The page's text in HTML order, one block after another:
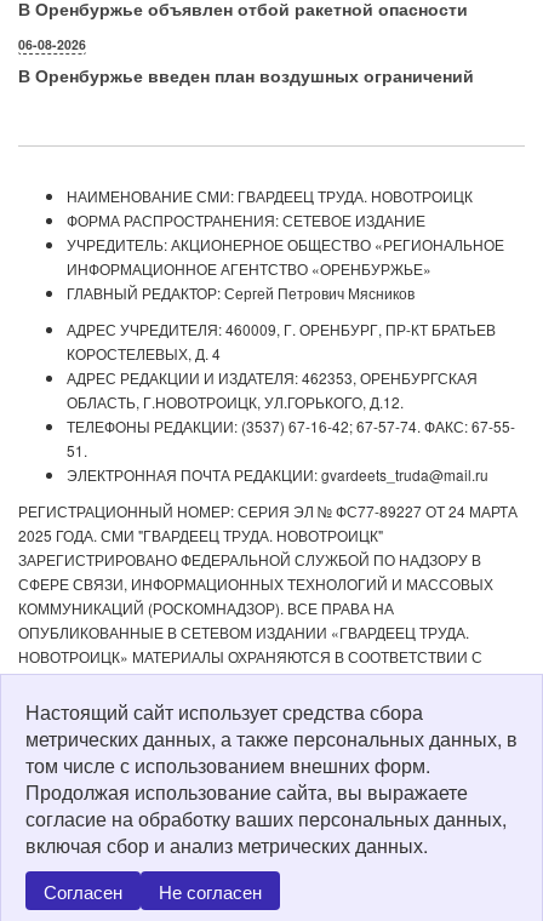
В Оренбуржье объявлен отбой ракетной опасности
06-08-2026
В Оренбуржье введен план воздушных ограничений
НАИМЕНОВАНИЕ СМИ: ГВАРДЕЕЦ ТРУДА. НОВОТРОИЦК
ФОРМА РАСПРОСТРАНЕНИЯ: СЕТЕВОЕ ИЗДАНИЕ
УЧРЕДИТЕЛЬ: АКЦИОНЕРНОЕ ОБЩЕСТВО «РЕГИОНАЛЬНОЕ
ИНФОРМАЦИОННОЕ АГЕНТСТВО «ОРЕНБУРЖЬЕ»
ГЛАВНЫЙ РЕДАКТОР: Сергей Петрович Мясников
АДРЕС УЧРЕДИТЕЛЯ: 460009, Г. ОРЕНБУРГ, ПР-КТ БРАТЬЕВ
КОРОСТЕЛЕВЫХ, Д. 4
АДРЕС РЕДАКЦИИ И ИЗДАТЕЛЯ: 462353, ОРЕНБУРГСКАЯ
ОБЛАСТЬ, Г.НОВОТРОИЦК, УЛ.ГОРЬКОГО, Д.12.
ТЕЛЕФОНЫ РЕДАКЦИИ: (3537) 67-16-42; 67-57-74. ФАКС: 67-55-
51.
ЭЛЕКТРОННАЯ ПОЧТА РЕДАКЦИИ: gvardeets_truda@mail.ru
РЕГИСТРАЦИОННЫЙ НОМЕР: СЕРИЯ ЭЛ № ФС77-89227 ОТ 24 МАРТА
2025 ГОДА. СМИ "ГВАРДЕЕЦ ТРУДА. НОВОТРОИЦК"
ЗАРЕГИСТРИРОВАНО ФЕДЕРАЛЬНОЙ СЛУЖБОЙ ПО НАДЗОРУ В
СФЕРЕ СВЯЗИ, ИНФОРМАЦИОННЫХ ТЕХНОЛОГИЙ И МАССОВЫХ
КОММУНИКАЦИЙ (РОСКОМНАДЗОР). ВСЕ ПРАВА НА
ОПУБЛИКОВАННЫЕ В СЕТЕВОМ ИЗДАНИИ «ГВАРДЕЕЦ ТРУДА.
НОВОТРОИЦК» МАТЕРИАЛЫ ОХРАНЯЮТСЯ В СООТВЕТСТВИИ С
ЗАКОНОДАТЕЛЬСТВОМ РФ. ЛЮБОЕ ИСПОЛЬЗОВАНИЕ МАТЕРИАЛОВ
ДОПУСКАЕТСЯ ТОЛЬКО ПО СОГЛАСОВАНИЮ С РЕДАКЦИЕЙ С
ОБЯЗАТЕЛЬНОЙ АКТИВНОЙ ССЫЛКОЙ НА ИСТОЧНИК. РЕДАКЦИЯ НЕ
НЕСЕТ ОТВЕТСТВЕННОСТИ ЗА ДОСТОВЕРНОСТЬ РЕКЛАМНЫХ
МАТЕРИАЛОВ, РАЗМЕЩЕННЫХ В СЕТЕВОМ ИЗДАНИИ «ГВАРДЕЕЦ
ТРУДА. НОВОТРОИЦК», А ТАКЖЕ ЗА СОДЕРЖАНИЕ ВЕБ-САЙТОВ, НА
КОТОРЫЕ ДАНЫ ГИПЕРССЫЛКИ. ДЛЯ ДЕТЕЙ СТАРШЕ 16 ЛЕТ.
Политика о персональных данных
Настоящий сайт использует средства сбора
метрических данных, а также персональных данных, в
том числе с использованием внешних форм.
Продолжая использование сайта, вы выражаете
согласие на обработку ваших персональных данных,
включая сбор и анализ метрических данных.
Согласен Не согласен